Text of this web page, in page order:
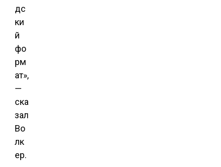
дс
ки
й
фо
рм
ат»,
—
ска
зал
Во
лк
ер.